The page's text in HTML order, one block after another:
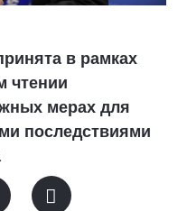
в рамках
чтении
мерах для
последствиями